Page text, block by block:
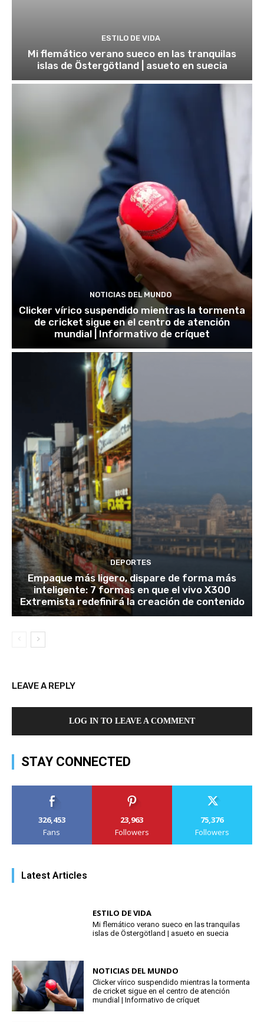
ESTILO DE VIDA
Mi flemático verano sueco en las tranquilas
islas de Östergötland | asueto en suecia
NOTICIAS DEL MUNDO
Clicker vírico suspendido mientras la tormenta
de cricket sigue en el centro de atención
mundial | Informativo de críquet
DEPORTES
Empaque más ligero, dispare de forma más
inteligente: 7 formas en que el vivo X300
Extremista redefinirá la creación de contenido
LEAVE A REPLY
LOG IN TO LEAVE A COMMENT
STAY CONNECTED
326,453
Fans
23,963
Followers
75,376
Followers
Latest Articles
ESTILO DE VIDA
Mi flemático verano sueco en las tranquilas
islas de Östergötland | asueto en suecia
NOTICIAS DEL MUNDO
Clicker vírico suspendido mientras la tormenta
de cricket sigue en el centro de atención
mundial | Informativo de críquet